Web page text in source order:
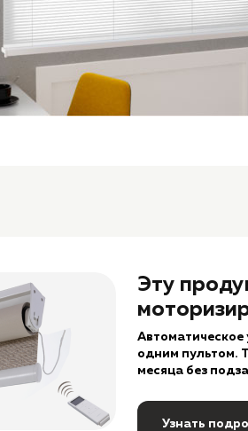
Эту
одним пультом.
месяца без
Узнать